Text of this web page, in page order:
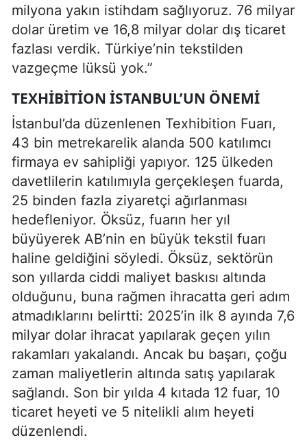
milyona yakın istihdam sağlıyoruz. 76 milyar
dolar üretim ve 16,8 milyar dolar dış ticaret
fazlası verdik. Türkiye’nin tekstilden
vazgeçme lüksü yok.”
TEXHIBITION İSTANBUL’UN ÖNEMI
İstanbul’da düzenlenen Texhibition Fuarı,
43 bin metrekarelik alanda 500 katılımcı
firmaya ev sahipliği yapıyor. 125 ülkeden
davetlilerin katılımıyla gerçekleşen fuarda,
25 binden fazla ziyaretçi ağırlanması
hedefleniyor. Öksüz, fuarın her yıl
büyüyerek AB’nin en büyük tekstil fuarı
haline geldiğini söyledi. Öksüz, sektörün
son yıllarda ciddi maliyet baskısı altında
olduğunu, buna rağmen ihracatta geri adım
atmadıklarını belirtti: 2025’in ilk 8 ayında 7,6
milyar dolar ihracat yapılarak geçen yılın
rakamları yakalandı. Ancak bu başarı, çoğu
zaman maliyetlerin altında satış yapılarak
sağlandı. Son bir yılda 4 kıtada 12 fuar, 10
ticaret heyeti ve 5 nitelikli alım heyeti
düzenlendi.